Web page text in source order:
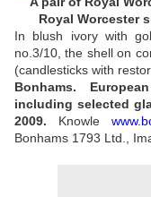
Royal Worcester
In blush ivory with
no.3/10, the shell on
(candlesticks with
Bonhams.
including selected
2009. Knowle
Bonhams 1793 Ltd.,